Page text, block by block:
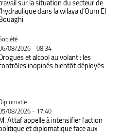
dans la wilaya d’Oum El
08/2026 - 08:34
et alcool au volant : les
inopinés bientôt déployés
08/2026 - 17:40
Attaf appelle à intensifier l'action
et diplomatique face aux